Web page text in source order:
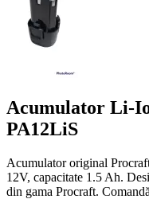
Acumulator Li-
PA12LiS
Acumulator original
12V, capacitate 1.5 Ah.
din gama Procraft.